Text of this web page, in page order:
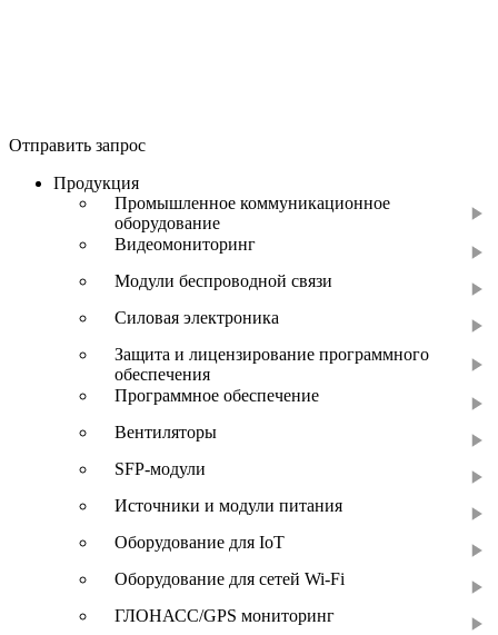
Отправить запрос
Продукция
Промышленное коммуникационное
оборудование
Видеомониторинг
Модули беспроводной связи
Силовая электроника
Защита и лицензирование программного
обеспечения
Программное обеспечение
Вентиляторы
SFP-модули
Источники и модули питания
Оборудование для IoT
Оборудование для сетей Wi-Fi
ГЛОНАСС/GPS мониторинг